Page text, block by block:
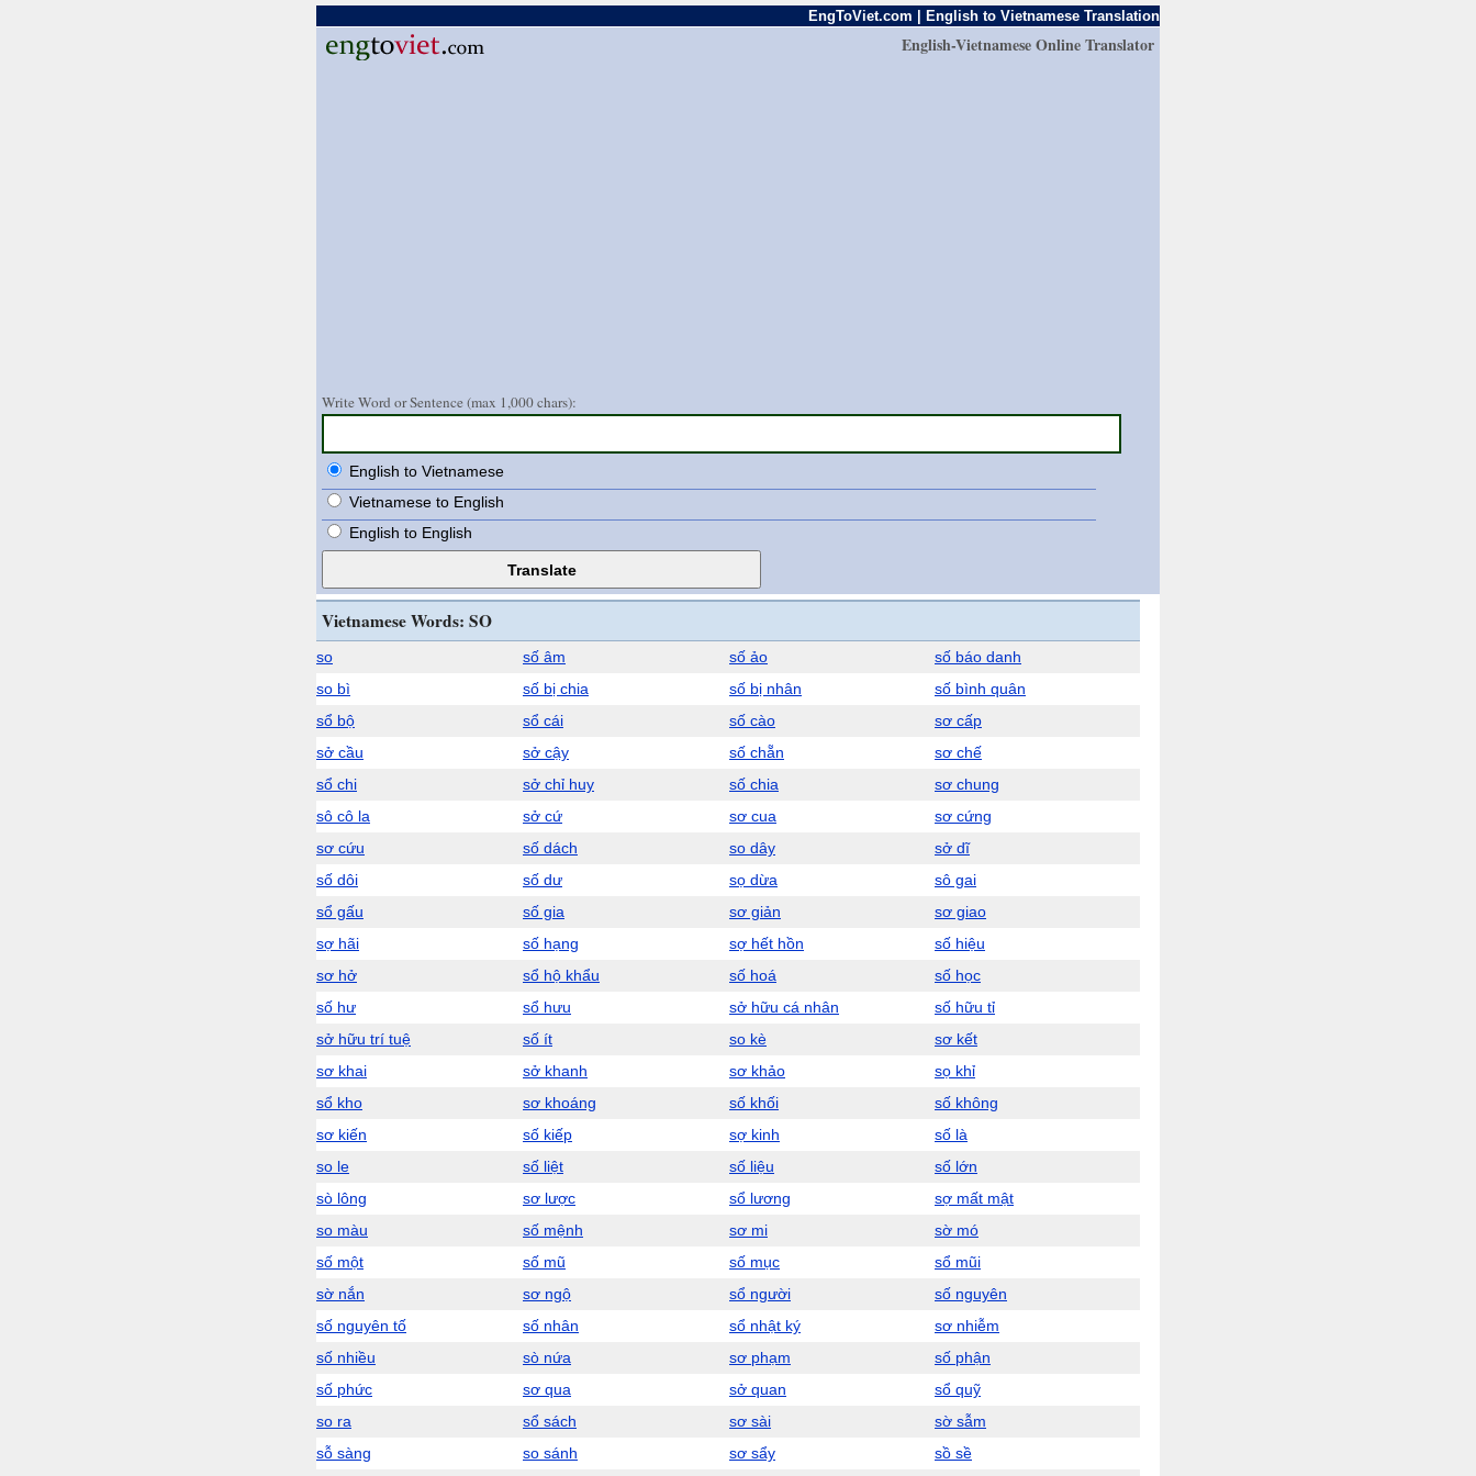
EngToViet.com | English to Vietnamese Translation
English-Vietnamese Online Translator
Write Word or Sentence (max 1,000 chars):
English to Vietnamese
Vietnamese to English
English to English
Vietnamese Words: SO
so số âm số ảo
số báo danh
so bì
số bị chia số bị nhân
số bình quân
sổ bộ
sổ cái số cào
sơ cấp
sở cầu
sở cậy số chẵn
sơ chế
sổ chi
sở chỉ huy số chia
sơ chung
sô cô la
sở cứ sơ cua
sơ cứng
sơ cứu
số dách so dây
sở dĩ
số dôi
số dư sọ dừa
sô gai
sổ gấu
số gia sơ giản
sơ giao
sợ hãi
số hạng sợ hết hồn
số hiệu
sơ hở
sổ hộ khẩu số hoá
số học
số hư
sổ hưu sở hữu cá nhân
số hữu tỉ
sở hữu trí tuệ
số ít so kè
sơ kết
sơ khai
sở khanh sơ khảo
sọ khỉ
sổ kho
sơ khoáng số khối
số không
sơ kiến
số kiếp sợ kinh
số là
so le
số liệt số liệu
số lớn
sò lông
sơ lược sổ lương
sợ mất mật
so màu
số mệnh sơ mi
sờ mó
số một
số mũ số mục
sổ mũi
sờ nắn
sơ ngộ sổ người
số nguyên
số nguyên tố
số nhân sổ nhật ký
sơ nhiễm
số nhiều
sò nứa sơ phạm
số phận
số phức
sơ qua sở quan
sổ quỹ
so ra
sổ sách sơ sài
sờ sẫm
sỗ sàng
so sánh sơ sẩy
sồ sề